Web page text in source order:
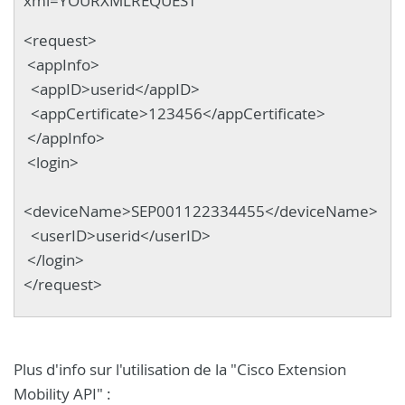
<request>
<appInfo>
<appID>userid</appID>
<appCertificate>123456</appCertificate>
</appInfo>
<login>
<deviceName>SEP001122334455</deviceName>
<userID>userid</userID>
</login>
</request>
Plus d'info sur l'utilisation de la "Cisco Extension
Mobility API" :